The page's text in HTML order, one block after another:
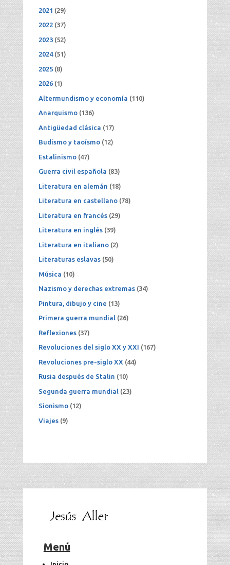
2021 (29)
2022(37)
2023(52)
2024(51)
2025(8)
2026(1)
Altermundismo y economía (110)
Anarquismo(136)
Antigüedad clásica (17)
Budismo y taoísmo(12)
Estalinismo(47)
Guerra civil española (83)
Literatura en alemán (18)
Literatura en castellano(78)
Literatura en francés(29)
Literatura en inglés(39)
Literatura en italiano(2)
Literaturas eslavas(50)
Música (10)
Nazismo y derechas extremas(34)
Pintura, dibujo y cine (13)
Primera guerra mundial(26)
Reflexiones(37)
Revoluciones del siglo XX y XXI (167)
Revoluciones pre-siglo XX (44)
Rusia después de Stalin (10)
Segunda guerra mundial(23)
Sionismo(12)
Viajes(9)
Menú